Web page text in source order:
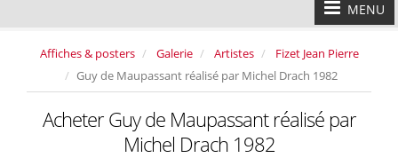
MENU
Affiches & posters Galerie Artistes
Fizet Jean Pierre
Guy de Maupassant réalisé par Michel Drach 1982
Acheter Guy de Maupassant réalisé par
Michel Drach 1982